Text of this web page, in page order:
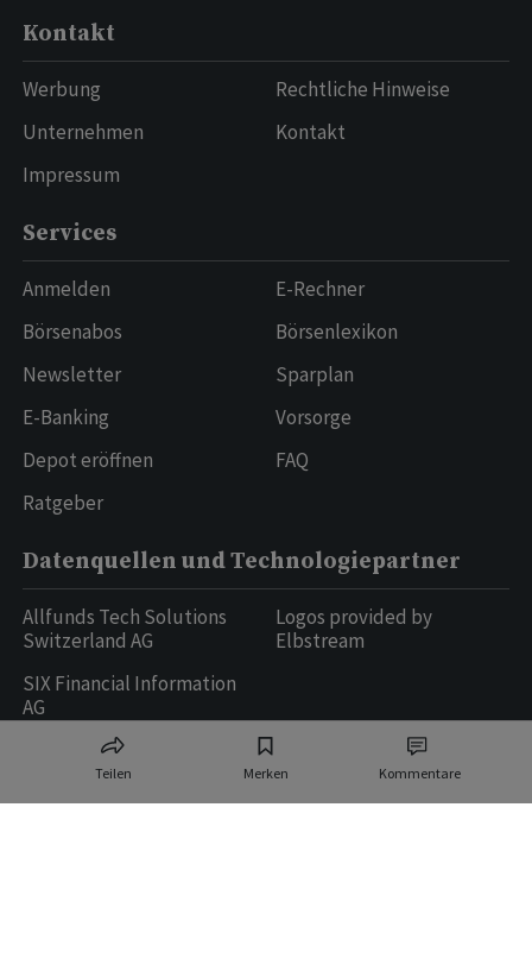
Teilen Merken Kommentare
Kontakt
Werbung
Unternehmen
Impressum
Rechtliche Hinweise
Kontakt
Services
Anmelden
Börsenabos
Newsletter
E-Banking
Depot eröffnen
Ratgeber
E-Rechner
Börsenlexikon
Sparplan
Vorsorge
FAQ
Datenquellen und Technologiepartner
Allfunds Tech Solutions
Switzerland AG
SIX Financial Information
AG
Logos provided by
Elbstream